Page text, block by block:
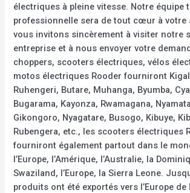
électriques à pleine vitesse. Notre équipe
professionnelle sera de tout cœur à votre
vous invitons sincèrement à visiter notre
entreprise et à nous envoyer votre
choppers, scooters électriques, vélos
motos électriques Rooder fourniront
Ruhengeri, Butare, Muhanga, Byumba,
Bugarama, Kayonza, Rwamagana,
Gikongoro, Nyagatare, Busogo, Kibuye,
Rubengera, etc., les scooters électriques
fourniront également partout dans le
l’Europe, l’Amérique, l’Australie, la
Swaziland, l’Europe, la Sierra Leone.
produits ont été exportés vers l’Europe de